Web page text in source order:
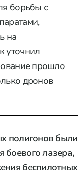
борьбы с
на
уточнил
прошло
дронов
полигонов были
боевого лазера,
беспилотных